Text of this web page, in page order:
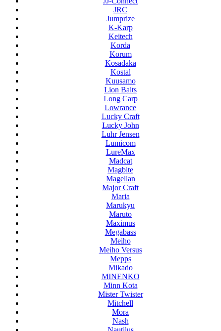
JRC
Jumprize
K-Karp
Keitech
Korda
Korum
Kosadaka
Kostal
Kuusamo
Lion Baits
Long Carp
Lowrance
Lucky Craft
Lucky John
Luhr Jensen
Lumicom
LureMax
Madcat
Magbite
Magellan
Major Craft
Maria
Marukyu
Maruto
Maximus
Megabass
Meiho
Meiho Versus
Mepps
Mikado
MINENKO
Minn Kota
Mister Twister
Mitchell
Mora
Nash